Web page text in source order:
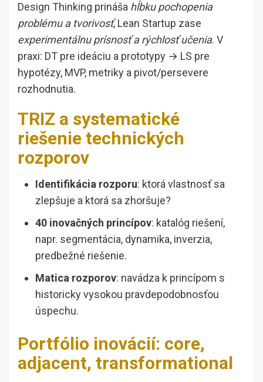
Design Thinking prináša hĺbku pochopenia
problému a tvorivosť, Lean Startup zase
experimentálnu prísnosť a rýchlosť učenia. V
praxi: DT pre ideáciu a prototypy → LS pre
hypotézy, MVP, metriky a pivot/persevere
rozhodnutia.
TRIZ a systematické
riešenie technických
rozporov
Identifikácia rozporu: ktorá vlastnosť sa
zlepšuje a ktorá sa zhoršuje?
40 inovačných princípov: katalóg riešení,
napr. segmentácia, dynamika, inverzia,
predbežné riešenie.
Matica rozporov: navádza k princípom s
historicky vysokou pravdepodobnosťou
úspechu.
Portfólio inovácií: core,
adjacent, transformational